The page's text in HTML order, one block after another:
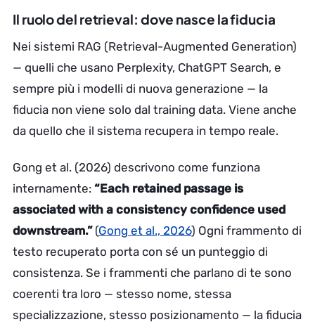
Il ruolo del retrieval: dove nasce la fiducia
Nei sistemi RAG (Retrieval-Augmented Generation)
— quelli che usano Perplexity, ChatGPT Search, e
sempre più i modelli di nuova generazione — la
fiducia non viene solo dal training data. Viene anche
da quello che il sistema recupera in tempo reale.
Gong et al. (2026) descrivono come funziona
internamente: “Each retained passage is
associated with a consistency confidence used
downstream.”(Gong et al., 2026) Ogni frammento di
testo recuperato porta con sé un punteggio di
consistenza. Se i frammenti che parlano di te sono
coerenti tra loro — stesso nome, stessa
specializzazione, stesso posizionamento — la fiducia